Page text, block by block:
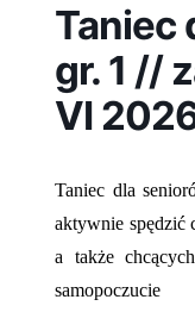
Taniec
gr. 1 //
VI
Taniec dla
aktywnie spędzić
a także
samopoczucie